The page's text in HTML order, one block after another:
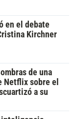
en el debate
Kirchner
de una
Netflix sobre el
a su